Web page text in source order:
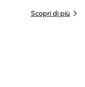
Scopri di più